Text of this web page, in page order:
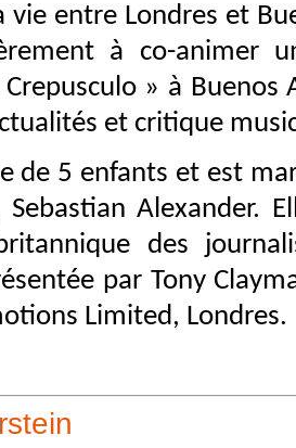
vie entre Londres et
à co-animer
Crepusculo » à Buenos
et critique
de 5 enfants et est
Alexander.
des
par Tony
Limited, Londres.